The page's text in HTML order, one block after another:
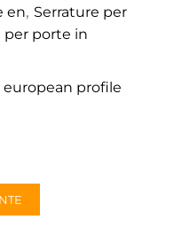
en, Serrature per
per porte in
european profile